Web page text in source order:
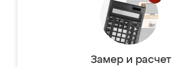
Замер и расчет